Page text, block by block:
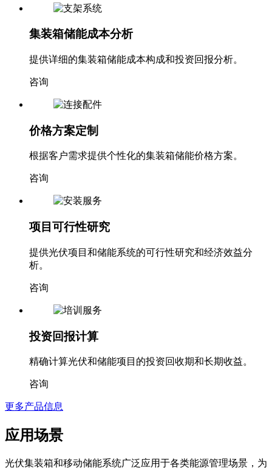
集装箱储能成本分析
提供详细的集装箱储能成本构成和投资回报分析。
咨询
价格方案定制
根据客户需求提供个性化的集装箱储能价格方案。
咨询
项目可行性研究
提供光伏项目和储能系统的可行性研究和经济效益分
析。
咨询
投资回报计算
精确计算光伏和储能项目的投资回收期和长期收益。
咨询
更多产品信息
应用场景
光伏集装箱和移动储能系统广泛应用于各类能源管理场景，为